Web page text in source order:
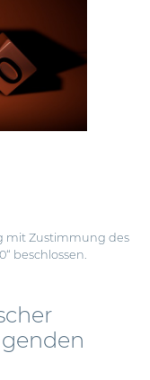
mit Zustimmung des
beschlossen.